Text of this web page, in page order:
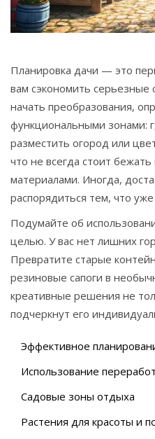
Связаться
Планировка дачи — это
вам сэкономить
начать преобразования,
функциональными зонами:
разместить огород или
что не всегда стоит
материалами. Иногда,
распорядиться тем, что
Подумайте об
целью. У вас нет лишних
Превратите старые
резиновые сапоги в
креативные решения не
подчеркнут его
Эффективное
Использование
Садовые зоны отдыха
Растения для красоты и